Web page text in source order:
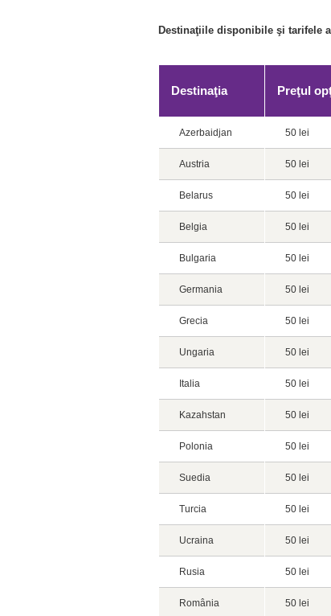
Destinaţiile disponibile şi tarifele
Destinaţia Preţul
Azerbaidjan 50 lei
Austria 50 lei
Belarus 50 lei
Belgia 50 lei
Bulgaria 50 lei
Germania 50 lei
Grecia 50 lei
Ungaria 50 lei
Italia 50 lei
Kazahstan 50 lei
Polonia 50 lei
Suedia 50 lei
Turcia 50 lei
Ucraina 50 lei
Rusia 50 lei
România 50 lei